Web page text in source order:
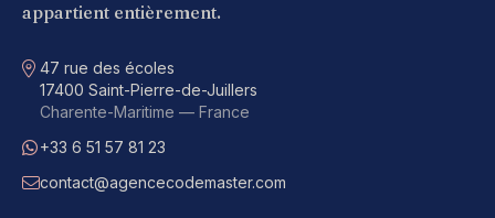
appartient entièrement.
Adresse
47 rue des écoles
17400 Saint-Pierre-de-Juillers
Charente-Maritime — France
WhatsApp
+33 6 51 57 81 23
E-mailcontact@agencecodemaster.com